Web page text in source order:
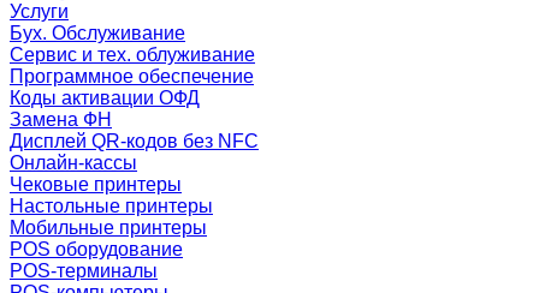
Услуги
Бух. Обслуживание
Сервис и тех. облуживание
Программное обеспечение
Коды активации ОФД
Замена ФН
Дисплей QR-кодов без NFC
Онлайн-кассы
Чековые принтеры
Настольные принтеры
Мобильные принтеры
POS оборудование
POS-терминалы